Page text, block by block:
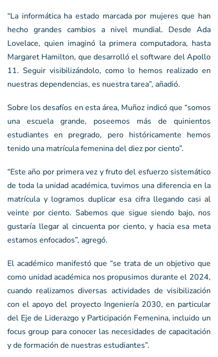
“La informática ha estado marcada por mujeres que han
hecho grandes cambios a nivel mundial. Desde Ada
Lovelace, quien imaginó la primera computadora, hasta
Margaret Hamilton, que desarrolló el software del Apollo
11. Seguir visibilizándolo, como lo hemos realizado en
nuestras dependencias, es nuestra tarea”, añadió.
Sobre los desafíos en esta área, Muñoz indicó que “somos
una escuela grande, poseemos más de quinientos
estudiantes en pregrado, pero históricamente hemos
tenido una matrícula femenina del diez por ciento”.
“Este año por primera vez y fruto del esfuerzo sistemático
de toda la unidad académica, tuvimos una diferencia en la
matrícula y logramos duplicar esa cifra llegando casi al
veinte por ciento. Sabemos que sigue siendo bajo, nos
gustaría llegar al cincuenta por ciento, y hacia esa meta
estamos enfocados”, agregó.
El académico manifestó que “se trata de un objetivo que
como unidad académica nos propusimos durante el 2024,
cuando realizamos diversas actividades de visibilización
con el apoyo del proyecto Ingeniería 2030, en particular
del Eje de Liderazgo y Participación Femenina, incluido un
focus group para conocer las necesidades de capacitación
y de formación de nuestras estudiantes”.